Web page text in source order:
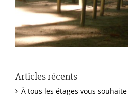
Articles récents
À tous les étages vous